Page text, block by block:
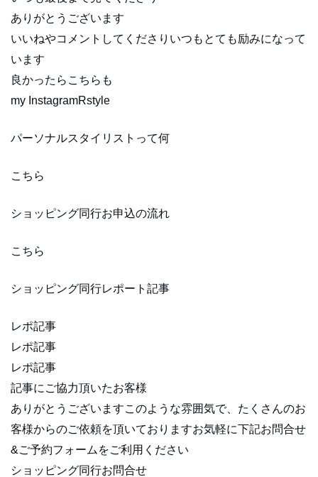
ありがとうございます
いいねやコメントしてくださりいつもとても励みになって
います
良かったらこちらも
my InstagramRstyle
パーソナルスタイリストって何
こちら
ショッピング同行お申込の流れ
こちら
ショッピング同行レポート記事
レポ記事
レポ記事
レポ記事
記事にご協力頂いたお客様
ありがとうございますこのような雰囲気で、たくさんのお
客様からのご依頼を頂いておりますお気軽に下記お問合せ
&ご予約フォームをご利用ください
ショッピング同行お問合せ